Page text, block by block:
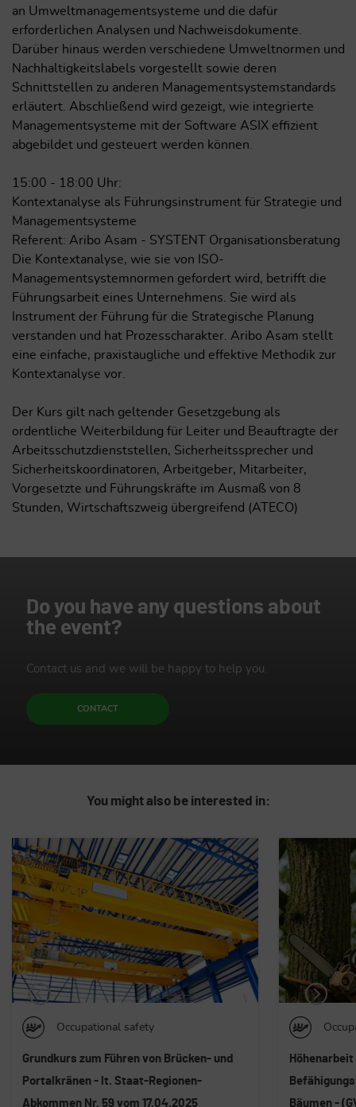
an Umweltmanagementsysteme und die dafür
erforderlichen Analysen und Nachweisdokumente.
Darüber hinaus werden verschiedene Umweltnormen und
Nachhaltigkeitslabels vorgestellt sowie deren
Schnittstellen zu anderen Managementsystemstandards
erläutert. Abschließend wird gezeigt, wie integrierte
Managementsysteme mit der Software ASIX effizient
abgebildet und gesteuert werden können.
15:00 - 18:00 Uhr:
Kontextanalyse als Führungsinstrument für Strategie und
Managementsysteme
Referent: Aribo Asam - SYSTENT Organisationsberatung
Die Kontextanalyse, wie sie von ISO-
Managementsystemnormen gefordert wird, betrifft die
Führungsarbeit eines Unternehmens. Sie wird als
Instrument der Führung für die Strategische Planung
verstanden und hat Prozesscharakter. Aribo Asam stellt
eine einfache, praxistaugliche und effektive Methodik zur
Kontextanalyse vor.
Der Kurs gilt nach geltender Gesetzgebung als
ordentliche Weiterbildung für Leiter und Beauftragte der
Arbeitsschutzdienststellen, Sicherheitssprecher und
Sicherheitskoordinatoren, Arbeitgeber, Mitarbeiter,
Vorgesetzte und Führungskräfte im Ausmaß von 8
Stunden, Wirtschaftszweig übergreifend (ATECO)
Do you have any questions about
the event?
Contact us and we will be happy to help you.
CONTACT
You might also be interested in:
Occupational safety
Höhenarbeit auf Bäumen Baumsteigen -
Befähigungskurs für Höhenarbeiten auf
Bäumen - (GVD 81/08, Anh.21) Basismodul
im Seil -
des GVD 81/